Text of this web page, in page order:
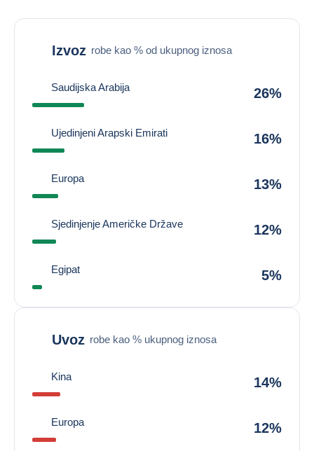
Izvoz robe kao % od ukupnog iznosa
Saudijska Arabija 26%
Ujedinjeni Arapski Emirati 16%
Europa 13%
Sjedinjenje Američke Države 12%
Egipat 5%
Uvoz robe kao % ukupnog iznosa
Kina 14%
Europa 12%